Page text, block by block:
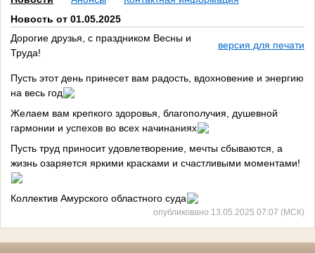
Новость от 01.05.2025
Дорогие друзья, с праздником Весны и
Труда!
версия для печати
Пусть этот день принесет вам радость, вдохновение и энергию
на весь год
Желаем вам крепкого здоровья, благополучия, душевной
гармонии и успехов во всех начинаниях
Пусть труд приносит удовлетворение, мечты сбываются, а
жизнь озаряется яркими красками и счастливыми моментами!
Коллектив Амурского областного суда
опубликовано 13.05.2025 07:07 (МСК)